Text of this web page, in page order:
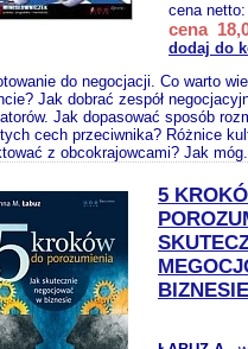
cena
cena
dodaj do
do negocjacji. Co warto
Jak dobrać zespół
Jak dopasować sposób
cech przeciwnika? Różnice
z obcokrajowcami? Jak
5
BIZNESIE